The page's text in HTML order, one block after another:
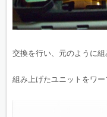
交換を行い、元のように組
組み上げたユニットをワー